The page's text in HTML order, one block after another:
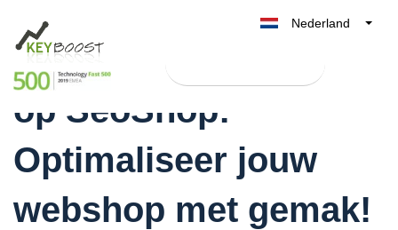
Nederland
België
UK
Italia
Eenvoudig inloggen
op SeoShop:
Optimaliseer jouw
webshop met gemak!